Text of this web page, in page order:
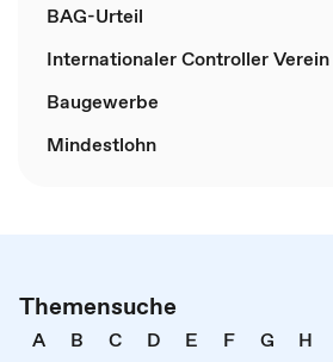
BAG-Urteil
Internationaler Controller Verein
Baugewerbe
Mindestlohn
Themensuche
A B C D E F G H